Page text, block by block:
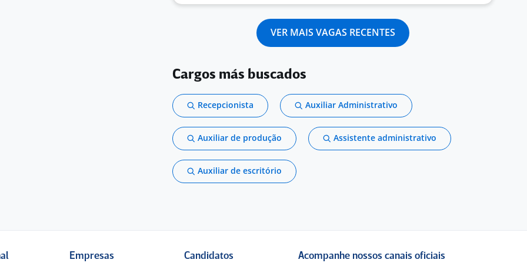
VER MAIS VAGAS RECENTES
Cargos más buscados
Recepcionista Auxiliar Administrativo
Auxiliar de produção Assistente administrativo
Auxiliar de escritório
Empresas Candidatos Acompanhe nossos canais oficiais